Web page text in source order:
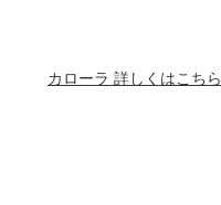
カローラ 詳しくはこちら